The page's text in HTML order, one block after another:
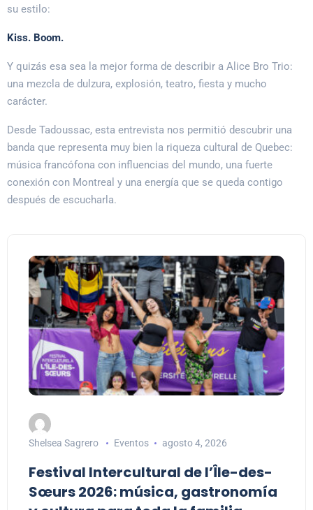
su estilo:
Kiss. Boom.
Y quizás esa sea la mejor forma de describir a Alice Bro Trio:
una mezcla de dulzura, explosión, teatro, fiesta y mucho
carácter.
Desde Tadoussac, esta entrevista nos permitió descubrir una
banda que representa muy bien la riqueza cultural de Quebec:
música francófona con influencias del mundo, una fuerte
conexión con Montreal y una energía que se queda contigo
después de escucharla.
Shelsea Sagrero Eventos agosto 4, 2026
Festival Intercultural de l’Île-des-
Sœurs 2026: música, gastronomía